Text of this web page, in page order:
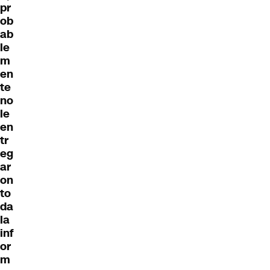
pr
ob
ab
le
m
en
te
no
le
en
tr
eg
ar
on
to
da
la
inf
or
m